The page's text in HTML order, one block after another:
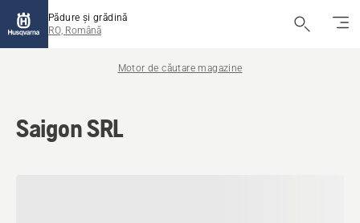
Pădure și grădină
RO, Română
Motor de căutare magazine
Saigon SRL